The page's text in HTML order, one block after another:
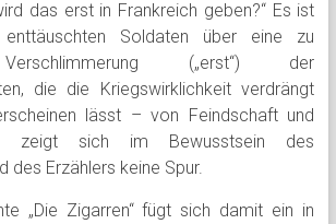
das erst in Frankreich geben?“ Es ist
Soldaten über eine zu
(„erst“) der
die die Kriegswirklichkeit verdrängt
lässt – von Feindschaft und
zeigt sich im Bewusstsein des
des Erzählers keine Spur.
„Die Zigarren“ fügt sich damit ein in